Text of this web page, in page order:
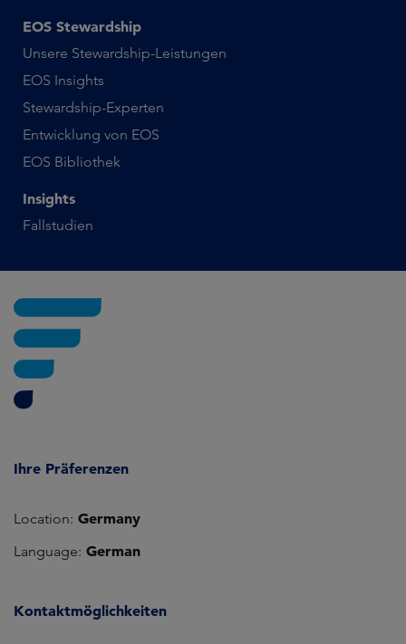
EOS Stewardship
Unsere Stewardship-Leistungen
EOS Insights
Stewardship-Experten
Entwicklung von EOS
EOS Bibliothek
Insights
Fallstudien
Ihre Präferenzen
Location: Germany
Language: German
Kontaktmöglichkeiten